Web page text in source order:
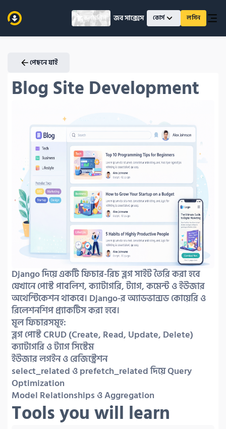
স্কলারশিপ জব সাক্সেস কোর্স লগিন
পেছনে যাই
Blog Site Development
Django দিয়ে একটি ফিচার-রিচ ব্লগ সাইট তৈরি করা হবে
যেখানে পোস্ট পাবলিশ, ক্যাটাগরি, ট্যাগ, কমেন্ট ও ইউজার
অথেন্টিকেশন থাকবে। Django-র অ্যাডভান্সড কোয়েরি ও
রিলেশনশিপ প্র্যাকটিস করা হবে।
মূল ফিচারসমূহ:
ব্লগ পোস্ট CRUD (Create, Read, Update, Delete)
ক্যাটাগরি ও ট্যাগ সিস্টেম
ইউজার লগইন ও রেজিস্ট্রেশন
select_related ও prefetch_related দিয়ে Query
Optimization
Model Relationships ও Aggregation
Tools you will learn